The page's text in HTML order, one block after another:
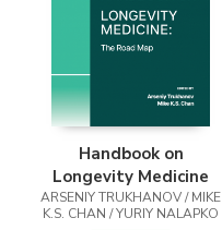
Handbook on
Longevity Medicine
ARSENIY TRUKHANOV / MIKE
K.S. CHAN / YURIY NALAPKO